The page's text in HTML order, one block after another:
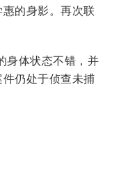
的身影。再次联
身体状态不错，并
仍处于侦查未捕